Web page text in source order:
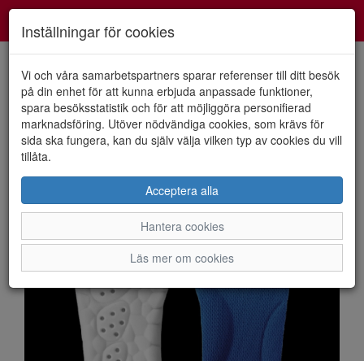
HEM GOODSTEP
Inställningar för cookies
Vi och våra samarbetspartners sparar referenser till ditt besök
på din enhet för att kunna erbjuda anpassade funktioner,
spara besöksstatistik och för att möjliggöra personifierad
marknadsföring. Utöver nödvändiga cookies, som krävs för
sida ska fungera, kan du själv välja vilken typ av cookies du vill
tillåta.
Acceptera alla
Hantera cookies
Läs mer om cookies